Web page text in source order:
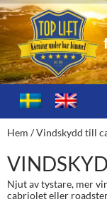
Toplift.se – för
HOPPA
TILL
INNEHÅLL
Hem /Vindskydd till
Njut av tystare, mer
cabriolet eller